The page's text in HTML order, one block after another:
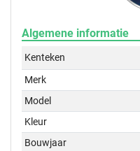
Algemene informatie
Kenteken
Merk
Model
Kleur
Bouwjaar